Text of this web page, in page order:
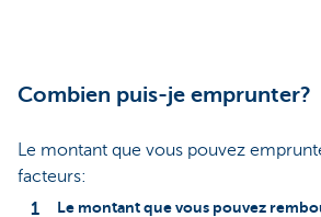
Combien puis-je emprunter?
Le montant que vous pouvez
facteurs:
Le montant que vous pouvez